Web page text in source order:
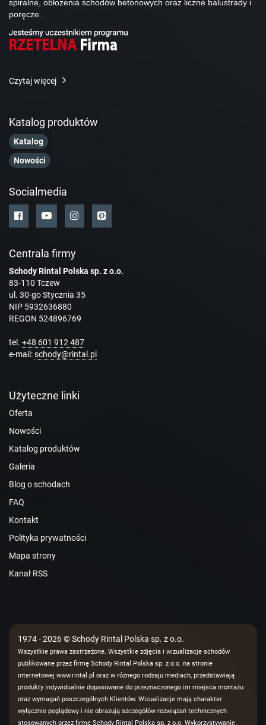
spiralne, obłożenia schodów betonowych oraz liczne balustrady i
poręcze.
Czytaj więcej
Katalog produktów
Katalog
Nowości
Socialmedia
Centrala firmy
Schody Rintal Polska sp. z o.o.
83-110 Tczew
ul. 30-go Stycznia 35
NIP 5932636880
REGON 524896769
tel. +48 601 912 487
e-mail:schody@rintal.pl
Użyteczne linki
Oferta
Nowości
Katalog produktów
Galeria
Blog o schodach
FAQ
Kontakt
Polityka prywatności
Mapa strony
Kanał RSS
1974 - 2026 © Schody Rintal Polska sp. z o.o.
Wszystkie prawa zastrzeżone. Wszystkie zdjęcia i wizualizacje schodów
publikowane przez firmę Schody Rintal Polska sp. z o.o. na stronie
internetowej www.rintal.pl oraz w różnego rodzaju mediach, przedstawiają
produkty indywidualnie dopasowane do przeznaczonego im miejsca montażu
oraz wymagań poszczególnych Klientów. Wizualizacje mają charakter
wyłącznie poglądowy i nie obrazują szczegółów rozwiązań technicznych
stosowanych przez firmę Schody Rintal Polska sp. z o.o. Wykorzystywanie